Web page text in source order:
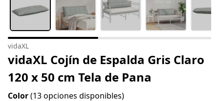
vidaXL
vidaXL Cojín de Espalda Gris Claro
120 x 50 cm Tela de Pana
Color(13 opciones disponibles)